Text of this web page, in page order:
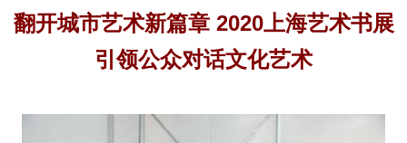
翻开城市艺术新篇章 2020上海艺术书展
引领公众对话文化艺术